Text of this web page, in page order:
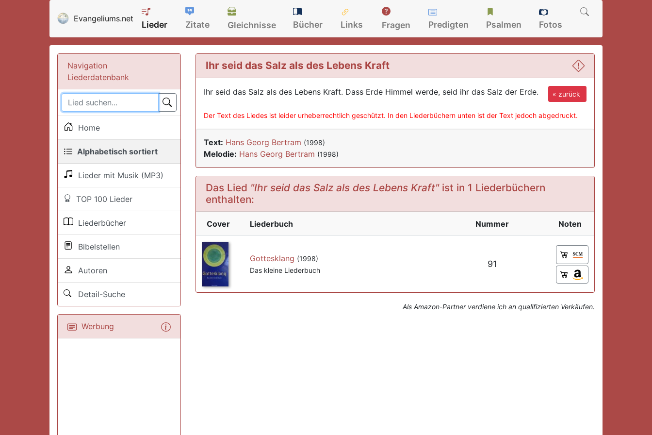
Evangeliums.net
Lieder Zitate Gleichnisse Bücher Links Fragen Predigten Psalmen Fotos
Navigation
Liederdatenbank
Home
Alphabetisch sortiert
Lieder mit Musik (MP3)
TOP 100 Lieder
Liederbücher
Bibelstellen
Autoren
Detail-Suche
Werbung
Ihr seid das Salz als des Lebens Kraft
« zurück
Ihr seid das Salz als des Lebens Kraft. Dass Erde Himmel werde, seid ihr das Salz der Erde.
Der Text des Liedes ist leider urheberrechtlich geschützt. In den Liederbüchern unten ist der Text jedoch abgedruckt.
Text: Hans Georg Bertram (1998)
Melodie: Hans Georg Bertram (1998)
Das Lied "Ihr seid das Salz als des Lebens Kraft"ist in 1 Liederbüchern
enthalten:
Cover Liederbuch Nummer Noten
Gottesklang (1998)
Das kleine Liederbuch
91
Als Amazon-Partner verdiene ich an qualifizierten Verkäufen.